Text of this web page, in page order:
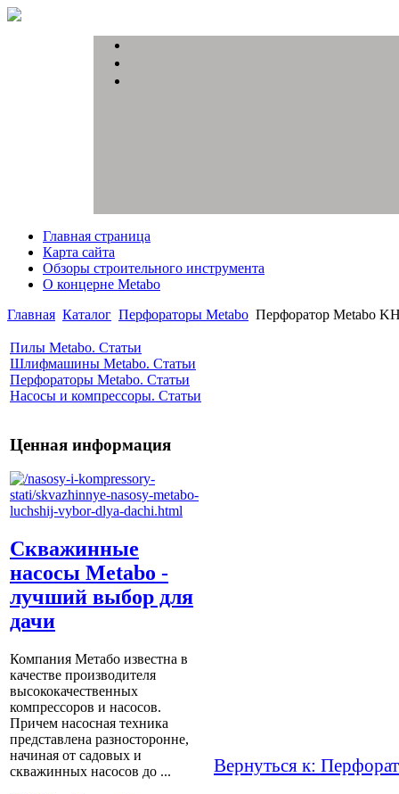
Главная страница
Карта сайта
Обзоры строительного инструмента
О концерне Metabo
Главная Каталог Перфораторы Metabo Перфоратор Metabo
Пилы Metabo. Статьи
Шлифмашины Metabo. Статьи
Перфораторы Metabo. Статьи
Насосы и компрессоры. Статьи
Ценная информация
Скважинные
насосы Metabo -
лучший выбор для
дачи
Компания Метабо известна в
качестве производителя
высококачественных
компрессоров и насосов.
Причем насосная техника
представлена разносторонне,
начиная от садовых и
скважинных насосов до ...
Вернуться к: